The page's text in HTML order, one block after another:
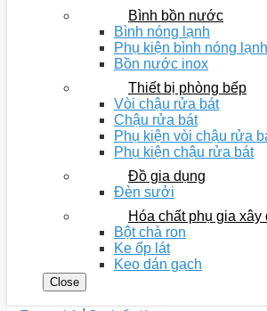
Bình bồn nước
Bình nóng lạnh
Phụ kiện bình nóng lạnh
Bồn nước inox
Thiết bị phòng bếp
Vòi chậu rửa bát
Chậu rửa bát
Phụ kiện vòi chậu rửa
Phụ kiện chậu rửa bát
Đồ gia dụng
Đèn sưởi
Hóa chất phụ gia xây
Bột chà ron
Ke ốp lát
Keo dán gạch
Close